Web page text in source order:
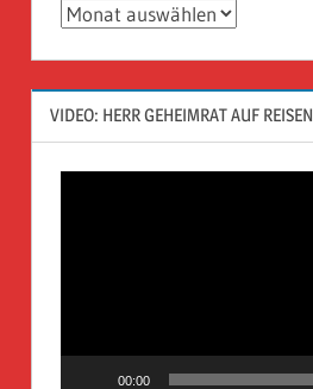
Archiv
VIDEO: HERR GEHEIMRAT AUF REISEN
00:00